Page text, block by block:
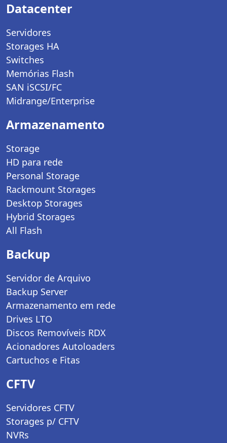
Datacenter
Servidores
Storages HA
Switches
Memórias Flash
SAN iSCSI/FC
Midrange/Enterprise
Armazenamento
Storage
HD para rede
Personal Storage
Rackmount Storages
Desktop Storages
Hybrid Storages
All Flash
Backup
Servidor de Arquivo
Backup Server
Armazenamento em rede
Drives LTO
Discos Removíveis RDX
Acionadores Autoloaders
Cartuchos e Fitas
CFTV
Servidores CFTV
Storages p/ CFTV
NVRs